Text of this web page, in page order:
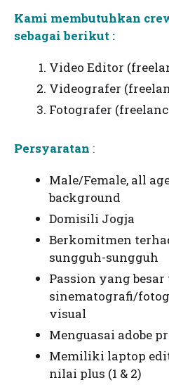
Kami membutuhkan
sebagai berikut :
Video Editor
Videografer
Fotografer
Persyaratan :
Male/Female, all
background
Domisili Jogja
Berkomitmen
sungguh-sungguh
Passion yang
sinematografi/
visual
Menguasai adobe
Memiliki laptop
nilai plus (1 & 2)